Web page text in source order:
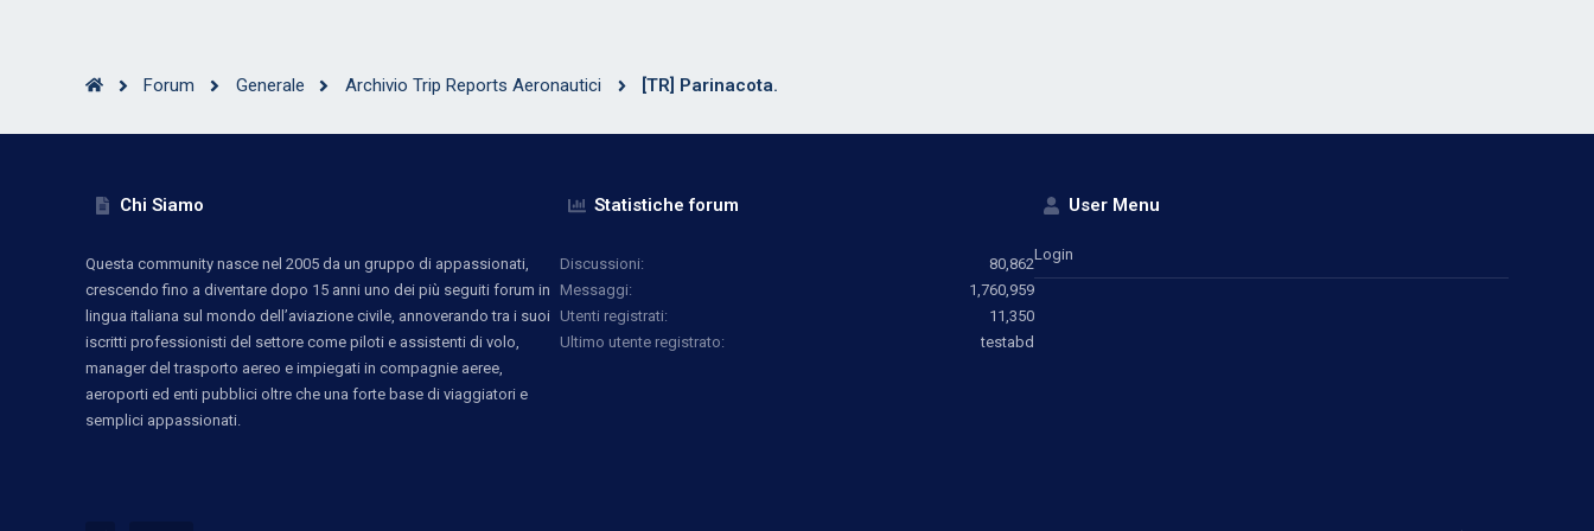
Forum Generale Archivio Trip Reports Aeronautici [TR] Parinacota.
Chi Siamo
Questa community nasce nel 2005 da un gruppo di appassionati,
crescendo fino a diventare dopo 15 anni uno dei più seguiti forum in
lingua italiana sul mondo dell’aviazione civile, annoverando tra i suoi
iscritti professionisti del settore come piloti e assistenti di volo,
manager del trasporto aereo e impiegati in compagnie aeree,
aeroporti ed enti pubblici oltre che una forte base di viaggiatori e
semplici appassionati.
Statistiche forum
Discussioni
80,862
Messaggi
1,760,959
Utenti registrati
11,350
Ultimo utente registrato
testabd
User Menu
Login